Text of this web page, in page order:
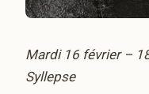
Mardi 16 février –
Syllepse